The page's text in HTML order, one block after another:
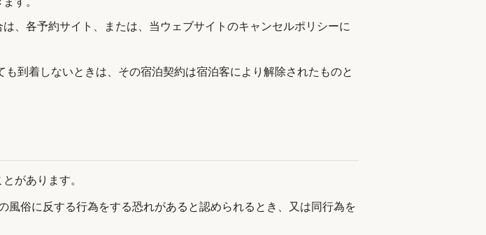
、各予約サイト、または、当ウェブサイトのキャンセルポリシーに
到着しないときは、その宿泊契約は宿泊客により解除されたものと
があります。
俗に反する行為をする恐れがあると認められるとき、又は同行為を